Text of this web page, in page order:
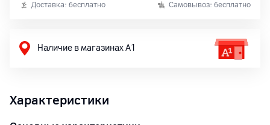
Доставка: бесплатно Самовывоз: бесплатно
Наличие в магазинах А1
Характеристики